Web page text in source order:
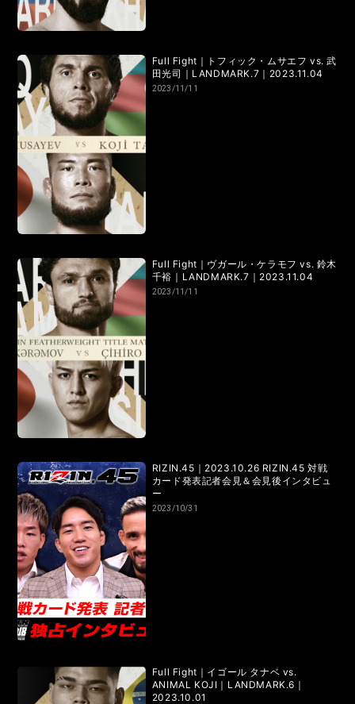
LANDMARK vol.13 LANDMARK vol.12
LANDMARK vol.11 LANDMARK vol.10
LANDMARK vol.9 LANDMARK vol.8
LANDMARK vol.7 LANDMARK vol.6
LANDMARK vol.5
LANDMARK vol.3 LANDMARK vol.2
LANDMARK vol.1
HOME TOPICS
Full Fight｜トフィック・ムサエフ vs. 武
田光司｜LANDMARK.7｜2023.11.04
2023/11/11
Full Fight｜ヴガール・ケラモフ vs. 鈴木
千裕｜LANDMARK.7｜2023.11.04
2023/11/11
RIZIN.45｜2023.10.26 RIZIN.45 対戦
カード発表記者会見＆会見後インタビュ
ー
2023/10/31
Full Fight｜イゴール タナベ vs.
ANIMAL KOJI｜LANDMARK.6｜
2023.10.01